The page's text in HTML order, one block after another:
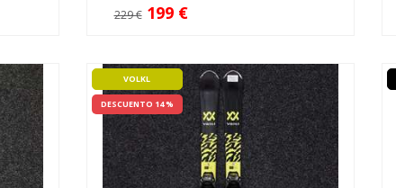
229 € 199 €
VOLKL
DESCUENTO 14 %